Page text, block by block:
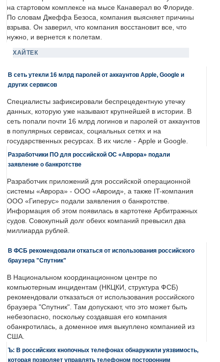
на стартовом комплексе на мысе Канаверал во Флориде.
По словам Джеффа Безоса, компания выясняет причины
взрыва. Он заверил, что компания восстановит все, что
нужно, и вернется к полетам.
ХАЙТЕК
В сеть утекли 16 млрд паролей от аккаунтов Apple, Google и
других сервисов
Специалисты зафиксировали беспрецедентную утечку
данных, которую уже называют крупнейшей в истории. В
сеть попали почти 16 млрд логинов и паролей от аккаунтов
в популярных сервисах, социальных сетях и на
государственных ресурсах. В их числе - Apple и Google.
Разработчики ПО для российской ОС «Аврора» подали
заявление о банкротстве
Разработчик приложений для российской операционной
системы «Аврора» - ООО «Авроид», а также IT-компания
ООО «Гиперус» подали заявления о банкротстве.
Информация об этом появилась в картотеке Арбитражных
судов. Совокупный долг обеих компаний превысил два
миллиарда рублей.
В ФСБ рекомендовали откаться от использования российского
браузера "Спутник"
В Национальном координационном центре по
компьютерным инцидентам (НКЦКИ, структура ФСБ)
рекомендовали отказаться от использования российского
браузера "Спутник". Там допускают, что это может быть
небезопасно, поскольку создавшая его компания
обанкротилась, а доменное имя выкуплено компанией из
США.
Ъ: В российских кнопочных телефонах обнаружили уязвимость,
которая позволяет управлять телефоном посторонним